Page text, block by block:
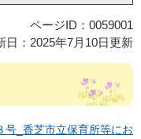
ページID：0059001
日：2025年7月10日更新
号_香芝市立保育所等にお